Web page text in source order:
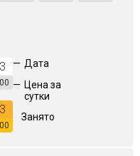
— Дата
— Цена за
сутки
Занято